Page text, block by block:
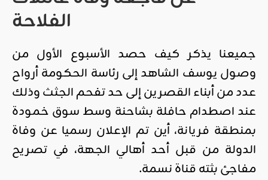
الفلاحة
جميعنا يذكر كيف حصد الأسبوع الأول من
وصول يوسف الشاهد إلى رئاسة الحكومة أرواح
عدد من أبناء القصرين إلى حد تفحم الجثث وذلك
عند اصطدام حافلة بشاحنة وسط سوق خمودة
بمنطقة فريانة، أين تم الإعلان رسميا عن وفاة
الدولة من قبل أحد أهالي الجهة، في تصريح
مفاجئ بثته قناة نسمة.